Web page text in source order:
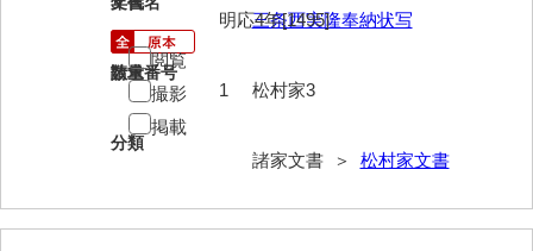
上松氏収集文書
氏本家文書
宇多田家文書
内田家文書（豊中市）
内田家文書（防府市）
三条西実隆奉納状写
請求番号
松村家3
分類
諸家文書 ＞ 松村家文書
明応4年[1495]
数量
1
閲覧
撮影
掲載